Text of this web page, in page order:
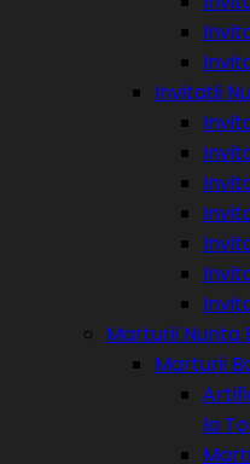
Invitatii
Marturii Nunta
Marturii
la